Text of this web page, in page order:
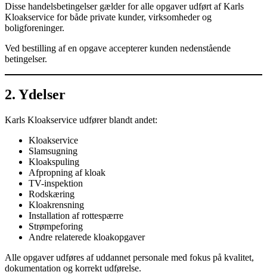
Disse handelsbetingelser gælder for alle opgaver udført af Karls
Kloakservice for både private kunder, virksomheder og
boligforeninger.
Ved bestilling af en opgave accepterer kunden nedenstående
betingelser.
2. Ydelser
Karls Kloakservice udfører blandt andet:
Kloakservice
Slamsugning
Kloakspuling
Afpropning af kloak
TV-inspektion
Rodskæring
Kloakrensning
Installation af rottespærre
Strømpeforing
Andre relaterede kloakopgaver
Alle opgaver udføres af uddannet personale med fokus på kvalitet,
dokumentation og korrekt udførelse.